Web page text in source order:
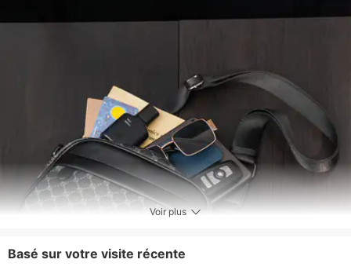
Voir plus
Basé sur votre visite récente